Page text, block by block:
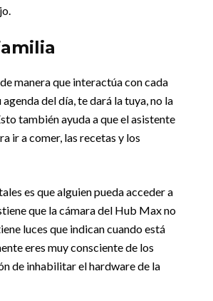
manera que interactúa con cada
del día, te dará la tuya, no la
también ayuda a que el asistente
ir a comer, las recetas y los
es que alguien pueda acceder a
que la cámara del Hub Max no
luces que indican cuando está
eres muy consciente de los
de inhabilitar el hardware de la